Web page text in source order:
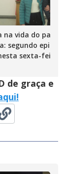
na vida do
segundo
sexta-feira
de graça e